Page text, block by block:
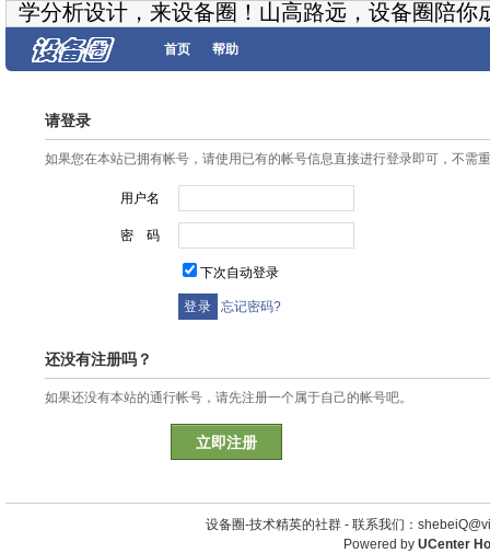
学分析设计，来设备圈！山高路远，设备圈陪你
首页 帮助
请登录
如果您在本站已拥有帐号，请使用已有的帐号信息直接进行登录即可，不需
用户名
密 码
下次自动登录
忘记密码?
还没有注册吗？
如果还没有本站的通行帐号，请先注册一个属于自己的帐号吧。
立即注册
设备圈-技术精英的社群 - 联系我们：
Powered by UCenter